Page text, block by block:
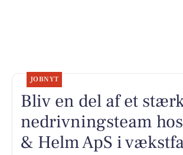
JOBNYT
Bliv en del af et
nedrivningsteam
& Helm ApS i